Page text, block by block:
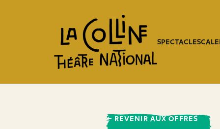
SPECTACLES
← REVENIR AUX OFFRES